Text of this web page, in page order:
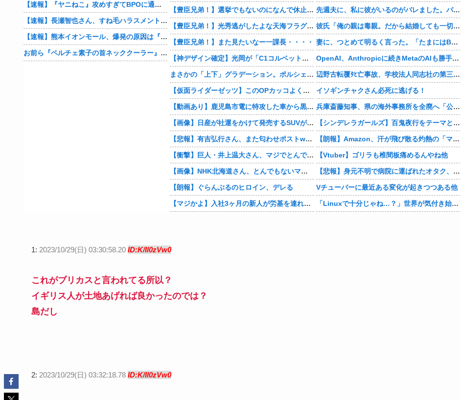
【速報】『ヤニねこ』攻めすぎてBPOに通報される
【速報】長瀬智也さん、すね毛ハラスメントを謝罪「不快な思いをさせて申し訳ありませんでした」
【速報】熊本イオンモール、爆発の原因は『これ』の可能性
お前ら『ペルチェ素子の首ネッククーラー』使ったことあるか？
【豊臣兄弟！】選挙でもないのになんで休止・・・？
【豊臣兄弟！】光秀逃がしたよな天海フラグすぎる・・・・
【豊臣兄弟！】また見たいなー一課長・・・・
【神デザイン確定】光岡が「C1コルベット風」新型オープンカーの最新ティーザー画像を公開、マツダ・ロードスターの信頼性にレトロな外観がドッキング
まさかの「上下」グラデーション。ポルシェが豪州75周年を祝う特別モデル「911 Turbo S Land Down Under」を発表、1951年の「見果てぬ夢」が内外装に再現
【仮面ライダーゼッツ】このOPカッコよくない？本編の展開ちゃんと反映してて完成度高いし
【動画あり】鹿児島市電に特攻した車から黒服3人組が車を乗り捨てて逃走
【画像】日産が社運をかけて発売するSUVがこちらです‥‥
【悲報】有吉弘行さん、また匂わせポストwwwwwwwwwwwwwwww
【衝撃】巨人・井上温大さん、マジでとんでもない事態にwww
【画像】NHK北海道さん、とんでもないマシュマロ女子をキャスターに起用してしまうwwwwwwww
【朗報】ぐらんぶるのヒロイン、デレる
【マジかよ】入社3ヶ月の新人が労基を連れて来て「90連勤させられました」「労働基準法違反です」→俺「彼は30連休中ですが?」
先週夫に、私に彼がいるのがバレました。バレ覚悟での朝帰りでしたが・・・ 私は意志を持って彼に抱かれました。その時にはもう結婚生活を終わりにする覚悟が出来ていました。
彼氏「俺の親は毒親。だから結婚しても一切関わらなくていい」私「うん」彼氏「そのかわり俺もお前の親と一切関わらない。結婚の挨拶にも行かない」私「えっ」
妻に、つとめて明るく言った。「たまにはB（俺の親友）も呼んで家で鍋でもしようか。」妻は箸を持つ手をブルブル震わせながら「何でBさんなの？」と。お前の浮気相手だからだよ！！
OpenAI、Anthropicに続きMetaのAIも勝手に他社攻撃 嘘ξけど何これ流行ってんの？
辺野古転覆ﾀﾋ亡事故、学校法人同志社の第三者委員会が調査報告書を公表 … 安全配慮義務違反や安全管理に関する検証を妨げた組織風土の存在を指摘
イソギンチャクさん必死に逃げる！
兵庫斎藤知事、県の海外事務所を全廃へ「公務員が海外で遊ぶためにあるだけ」
【シンデレラガールズ】百鬼夜行をテーマとしたPOP UP SHOPが東京・大阪にて開催
【朗報】Amazon、汗が飛び散る灼熱の「マンガ毎週末セール（50%還元）」を開催！他
【Vtuber】ゴリラも椎間板痛めるんやね他
【悲報】身元不明で病院に運ばれたオタク、待ち受けから「ラブライブ」と呼ばれるｗｗｗｗ他
Vチューバーに最近ある変化が起きつつある他
「Linuxで十分じゃね…？」世界が気付き始める他
1: 2023/10/29(日) 03:30:58.20 ID:K/Il0zVw0
これがブリカスと言われてる所以？
イギリス人が土地あげれば良かったのでは？
島だし
2: 2023/10/29(日) 03:32:18.78 ID:K/Il0zVw0